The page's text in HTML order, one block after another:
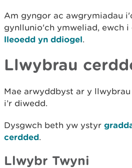
Am gyngor ac awgrymiadau
gynllunio'ch ymweliad, ewch i
lleoedd yn ddiogel.
Llwybrau
Mae arwyddbyst ar y llwybrau
i’r diwedd.
Dysgwch beth yw ystyr
cerdded.
Llwybr Twyni